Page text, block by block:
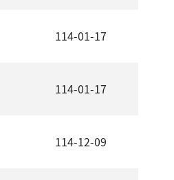
114-01-17
114-01-17
114-12-09